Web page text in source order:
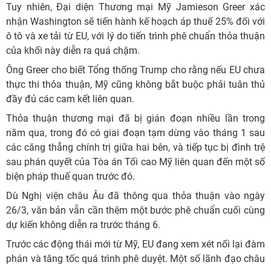
Tuy nhiên, Đại diện Thương mại Mỹ Jamieson Greer xác
nhận Washington sẽ tiến hành kế hoạch áp thuế 25% đối với
ô tô và xe tải từ EU, với lý do tiến trình phê chuẩn thỏa thuận
của khối này diễn ra quá chậm.
Ông Greer cho biết Tổng thống Trump cho rằng nếu EU chưa
thực thi thỏa thuận, Mỹ cũng không bắt buộc phải tuân thủ
đầy đủ các cam kết liên quan.
Thỏa thuận thương mại đã bị gián đoạn nhiều lần trong
năm qua, trong đó có giai đoạn tạm dừng vào tháng 1 sau
các căng thẳng chính trị giữa hai bên, và tiếp tục bị đình trệ
sau phán quyết của Tòa án Tối cao Mỹ liên quan đến một số
biện pháp thuế quan trước đó.
Dù Nghị viện châu Âu đã thông qua thỏa thuận vào ngày
26/3, văn bản vẫn cần thêm một bước phê chuẩn cuối cùng
dự kiến không diễn ra trước tháng 6.
Trước các động thái mới từ Mỹ, EU đang xem xét nối lại đàm
phán và tăng tốc quá trình phê duyệt. Một số lãnh đạo châu